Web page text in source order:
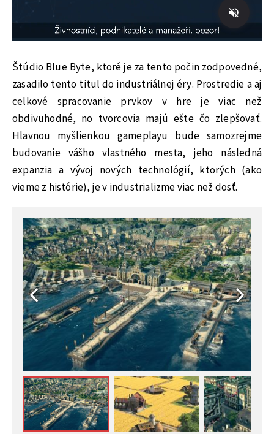
Štúdio Blue Byte, ktoré je za tento počin zodpovedné,
zasadilo tento titul do industriálnej éry. Prostredie a aj
celkové spracovanie prvkov v hre je viac než
obdivuhodné, no tvorcovia majú ešte čo zlepšovať.
Hlavnou myšlienkou gameplayu bude samozrejme
budovanie vášho vlastného mesta, jeho následná
expanzia a vývoj nových technológií, ktorých (ako
vieme z histórie), je v industrializme viac než dosť.